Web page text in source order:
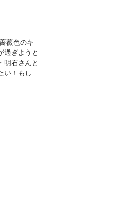
薇色のキ
過ぎようと
明石さんと
い！もし…